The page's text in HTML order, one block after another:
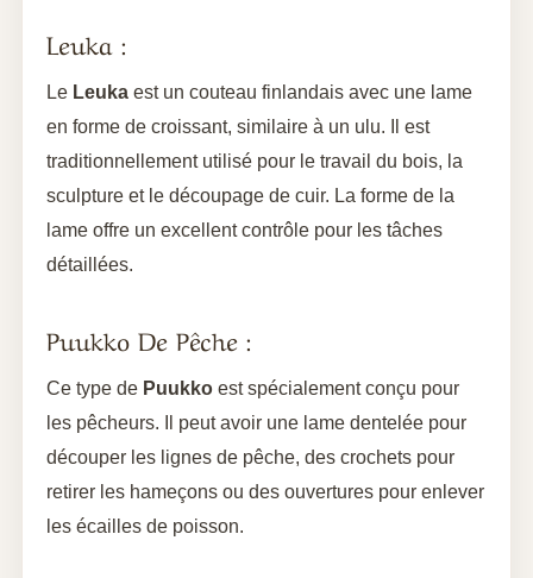
Leuka :
Le Leuka est un couteau finlandais avec une lame
en forme de croissant, similaire à un ulu. Il est
traditionnellement utilisé pour le travail du bois, la
sculpture et le découpage de cuir. La forme de la
lame offre un excellent contrôle pour les tâches
détaillées.
Puukko De Pêche :
Ce type de Puukko est spécialement conçu pour
les pêcheurs. Il peut avoir une lame dentelée pour
découper les lignes de pêche, des crochets pour
retirer les hameçons ou des ouvertures pour enlever
les écailles de poisson.